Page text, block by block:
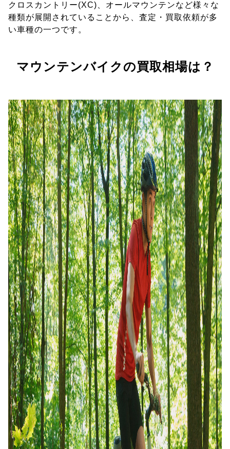
クロスカントリー(XC)、オールマウンテンなど様々な
種類が展開されていることから、査定・買取依頼が多
い車種の一つです。
マウンテンバイクの買取相場は？